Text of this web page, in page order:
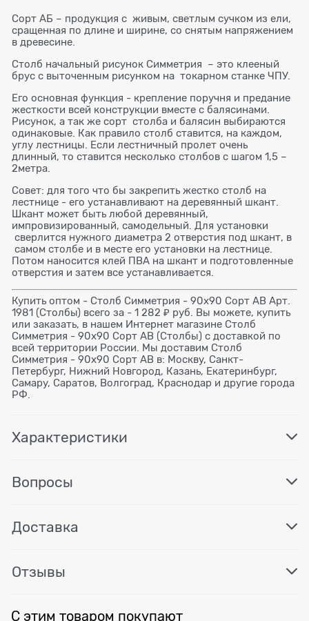
Сорт АБ – продукция с живым, светлым сучком из ели,
сращенная по длине и ширине, со снятым напряжением
в древесине.
Столб начальный рисунок Симметрия – это клееный
брус с выточенным рисунком на токарном станке ЧПУ.
Его основная функция - крепление поручня и предание
жесткости всей конструкции вместе с балясинами.
Рисунок, а так же сорт столба и балясин выбираются
одинаковые. Как правило столб ставится, на каждом,
углу лестницы. Если лестничный пролет очень
длинный, то ставится несколько столбов с шагом 1,5 –
2метра.
Совет: для того что бы закрепить жестко столб на
лестнице - его устанавливают на деревянный шкант.
Шкант может быть любой деревянный,
импровизированный, самодельный. Для установки
сверлится нужного диаметра 2 отверстия под шкант, в
самом столбе и в месте его установки на лестнице.
Потом наносится клей ПВА на шкант и подготовленные
отверстия и затем все устанавливается.
Купить оптом - Столб Симметрия - 90х90 Сорт AB Арт.
1981 (Столбы) всего за - 1 282 ₽ руб. Вы можете, купить
или заказать, в нашем Интернет магазине Столб
Симметрия - 90х90 Сорт AB (Столбы) с доставкой по
всей территории России. Мы доставим Столб
Симметрия - 90х90 Сорт AB в: Москву, Санкт-
Петербург, Нижний Новгород, Казань, Екатеринбург,
Самару, Саратов, Волгоград, Краснодар и другие города
РФ.
Характеристики
Вопросы
Доставка
Отзывы
С этим товаром покупают